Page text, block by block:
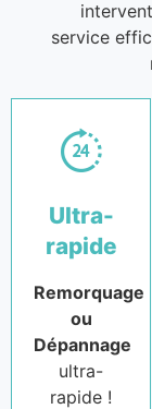
service
Ultra-
rapide
Remorquage
ou
Dépannage
ultra-
rapide !